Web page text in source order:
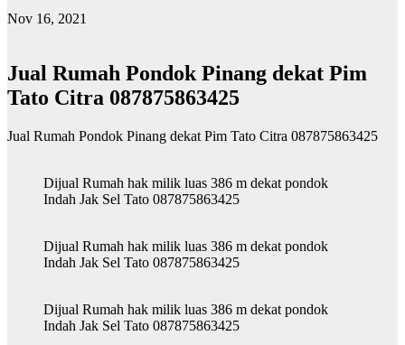
Nov 16, 2021
Jual Rumah Pondok Pinang dekat Pim
Tato Citra 087875863425
Jual Rumah Pondok Pinang dekat Pim Tato Citra 087875863425
Dijual Rumah hak milik luas 386 m dekat pondok
Indah Jak Sel Tato 087875863425
Dijual Rumah hak milik luas 386 m dekat pondok
Indah Jak Sel Tato 087875863425
Dijual Rumah hak milik luas 386 m dekat pondok
Indah Jak Sel Tato 087875863425